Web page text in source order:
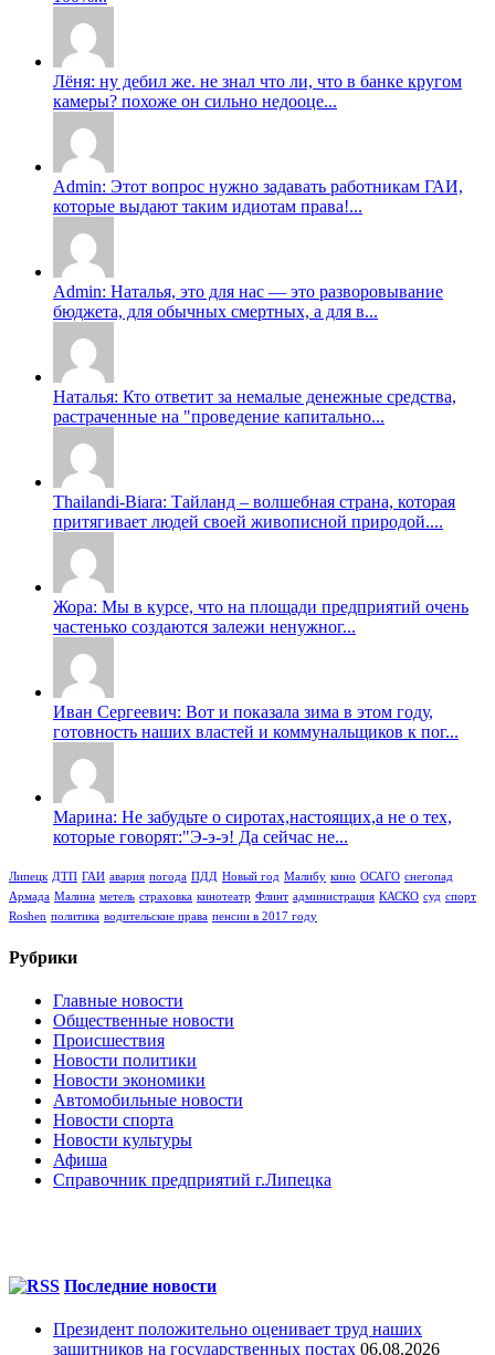
Лёня: ну дебил же. не знал что ли, что в банке кругом
камеры? похоже он сильно недооце...
Admin: Этот вопрос нужно задавать работникам ГАИ,
которые выдают таким идиотам права!...
Admin: Наталья, это для нас — это разворовывание
бюджета, для обычных смертных, а для в...
Наталья: Кто ответит за немалые денежные средства,
растраченные на "проведение капитально...
Thailandi-Biara: Тайланд – волшебная страна, которая
притягивает людей своей живописной природой....
Жора: Мы в курсе, что на площади предприятий очень
частенько создаются залежи ненужног...
Иван Сергеевич: Вот и показала зима в этом году,
готовность наших властей и коммунальщиков к пог...
Марина: Не забудьте о сиротах,настоящих,а не о тех,
которые говорят:"Э-э-э! Да сейчас не...
Липецк ДТП ГАИ авария погода ПДД Новый год Малибу кино ОСАГО снегопад
Армада Малина метель страховка кинотеатр Флинт администрация КАСКО суд спорт
Roshen политика водительские права пенсии в 2017 году
Рубрики
Главные новости
Общественные новости
Происшествия
Новости политики
Новости экономики
Автомобильные новости
Новости спорта
Новости культуры
Афиша
Справочник предприятий г.Липецка
Последние новости
Президент положительно оценивает труд наших
защитников на государственных постах 06.08.2026